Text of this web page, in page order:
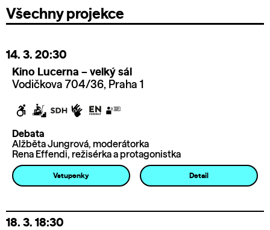
Všechny projekce
14. 3. 20:30
Kino Lucerna – velký sál
Vodičkova 704/36, Praha 1
Debata
Alžběta Jungrová, moderátorka
Rena Effendi, režisérka a protagonistka
Vstupenky Detail
18. 3. 18:30